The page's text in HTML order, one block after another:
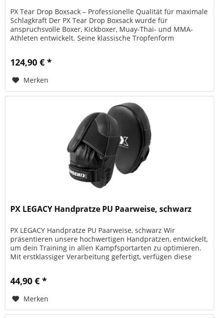
PX Tear Drop Boxsack – Professionelle Qualität für maximale
Schlagkraft Der PX Tear Drop Boxsack wurde für
anspruchsvolle Boxer, Kickboxer, Muay-Thai- und MMA-
Athleten entwickelt. Seine klassische Tropfenform
124,90 € *
Merken
PX LEGACY Handpratze PU Paarweise, schwarz
PX LEGACY Handpratze PU Paarweise, schwarz Wir
präsentieren unsere hochwertigen Handpratzen, entwickelt,
um dein Training in allen Kampfsportarten zu optimieren.
Mit erstklassiger Verarbeitung gefertigt, verfügen diese
44,90 € *
Merken